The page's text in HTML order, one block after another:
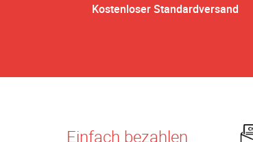
Kostenloser Standardversand
Einfach bezahlen